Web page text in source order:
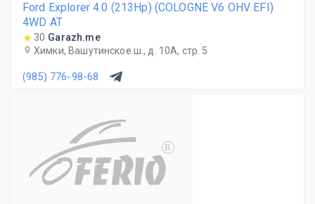
Ford Explorer 4.0 (213Hp) (COLOGNE V6 OHV EFI)
4WD AT
30 Garazh.me
Химки, Вашутинское ш., д. 10А, стр. 5
(985) 776-98-68
R